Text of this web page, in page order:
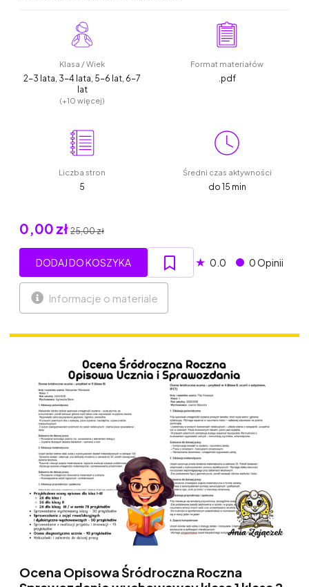
Klasa / Wiek
2-3 lata, 3-4 lata, 5-6 lat, 6-7
lat
(+10 więcej)
Format materiałów
.pdf
Liczba stron
5
Średni czas aktywności
do 15 min
0,00 zł 25,00 zł
DODAJ DO KOSZYKA ★ 0.0 0 Opinii
Informacje o materiale
Ocena Opisowa Śródroczna Roczna